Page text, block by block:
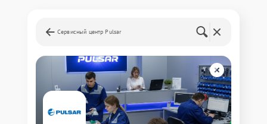
Сервисный центр Pulsar